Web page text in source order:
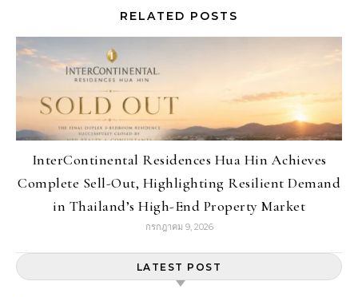
RELATED POSTS
InterContinental Residences Hua Hin Achieves
Complete Sell-Out, Highlighting Resilient Demand
in Thailand’s High-End Property Market
กรกฎาคม 9, 2026
LATEST POST